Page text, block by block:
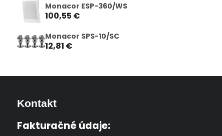
Monacor ESP-360/WS
100,55 €
Monacor SPS-10/SC
12,81 €
Kontakt
Fakturačné údaje: